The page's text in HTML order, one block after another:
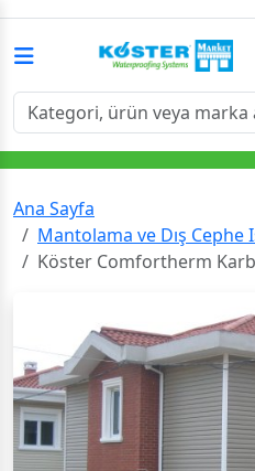
Ana Sayfa
Mantolama ve Dış Cephe
Köster Comfortherm